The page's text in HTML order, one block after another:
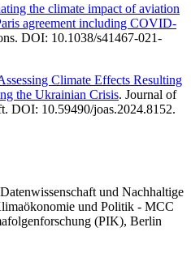
the climate impact of aviation
agreement including COVID-
DOI: 10.1038/s41467-021-
Climate Effects Resulting
the Ukrainian Crisis. Journal of
DOI: 10.59490/joas.2024.8152.
und Nachhaltige
und Politik - MCC
(PIK), Berlin